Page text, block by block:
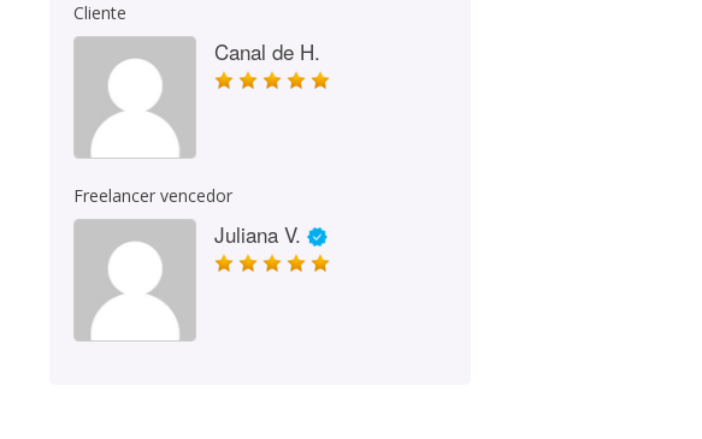
Cliente
Canal de H.
Freelancer vencedor
Juliana V.